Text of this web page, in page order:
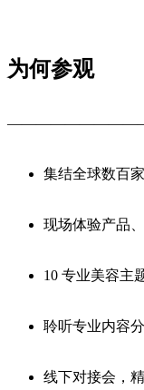
为何参观
集结全球数百
现场体验产品
10 专业美容主
聆听专业内容
线下对接会，